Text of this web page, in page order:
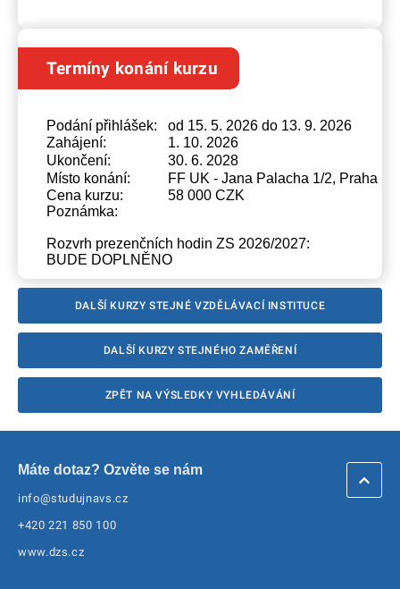
Termíny konání kurzu
Podání přihlášek:
od 15. 5. 2026 do 13. 9. 2026
Zahájení:
1. 10. 2026
Ukončení:
30. 6. 2028
Místo konání:
FF UK - Jana Palacha 1/2, Praha 1
Cena kurzu:
58 000 CZK
Poznámka:
Rozvrh prezenčních hodin ZS 2026/2027:
BUDE DOPLNĚNO
DALŠÍ KURZY STEJNÉ VZDĚLÁVACÍ INSTITUCE
DALŠÍ KURZY STEJNÉHO ZAMĚŘENÍ
ZPĚT NA VÝSLEDKY VYHLEDÁVÁNÍ
Máte dotaz? Ozvěte se nám
info@studujnavs.cz
+420 221 850 100
www.dzs.cz